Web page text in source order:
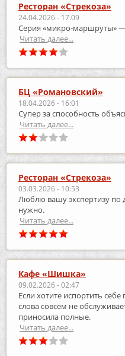
Ресторан «Стрекоза»
24.04.2026 - 17:09
Серия «микро‑маршруты»
Читать далее...
БЦ «Романовский»
18.04.2026 - 16:01
Супер за способность
Читать далее...
Ресторан «Стрекоза»
03.03.2026 - 10:53
Люблю вашу экспертизу по
нужно.
Читать далее...
Кафе «Шишка»
09.02.2026 - 02:47
Если хотите испортить
слова совсем не
приносила полные.
Читать далее...